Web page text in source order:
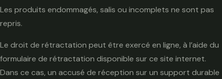
Les produits endommagés, salis ou incomplets ne sont pas
repris.
Le droit de rétractation peut être exercé en ligne, à l’aide du
formulaire de rétractation disponible sur ce site internet.
Dans ce cas, un accusé de réception sur un support durable